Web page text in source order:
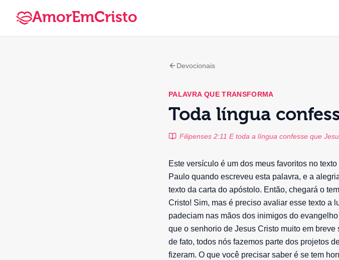
AmorEmCristo
Devocionais
PALAVRA QUE TRANSFORMA
Toda língua
Filipenses 2:11 E toda a língua confesse que
Este versículo é um dos meus favoritos no
Paulo quando escreveu esta palavra, e a
texto da carta do apóstolo. Então, chegará o
Cristo! Sim, mas é preciso avaliar esse texto a
padeciam nas mãos dos inimigos do
que o senhorio de Jesus Cristo muito em
de fato, todos nós fazemos parte dos projetos
fizeram. O que você precisar saber é se tem